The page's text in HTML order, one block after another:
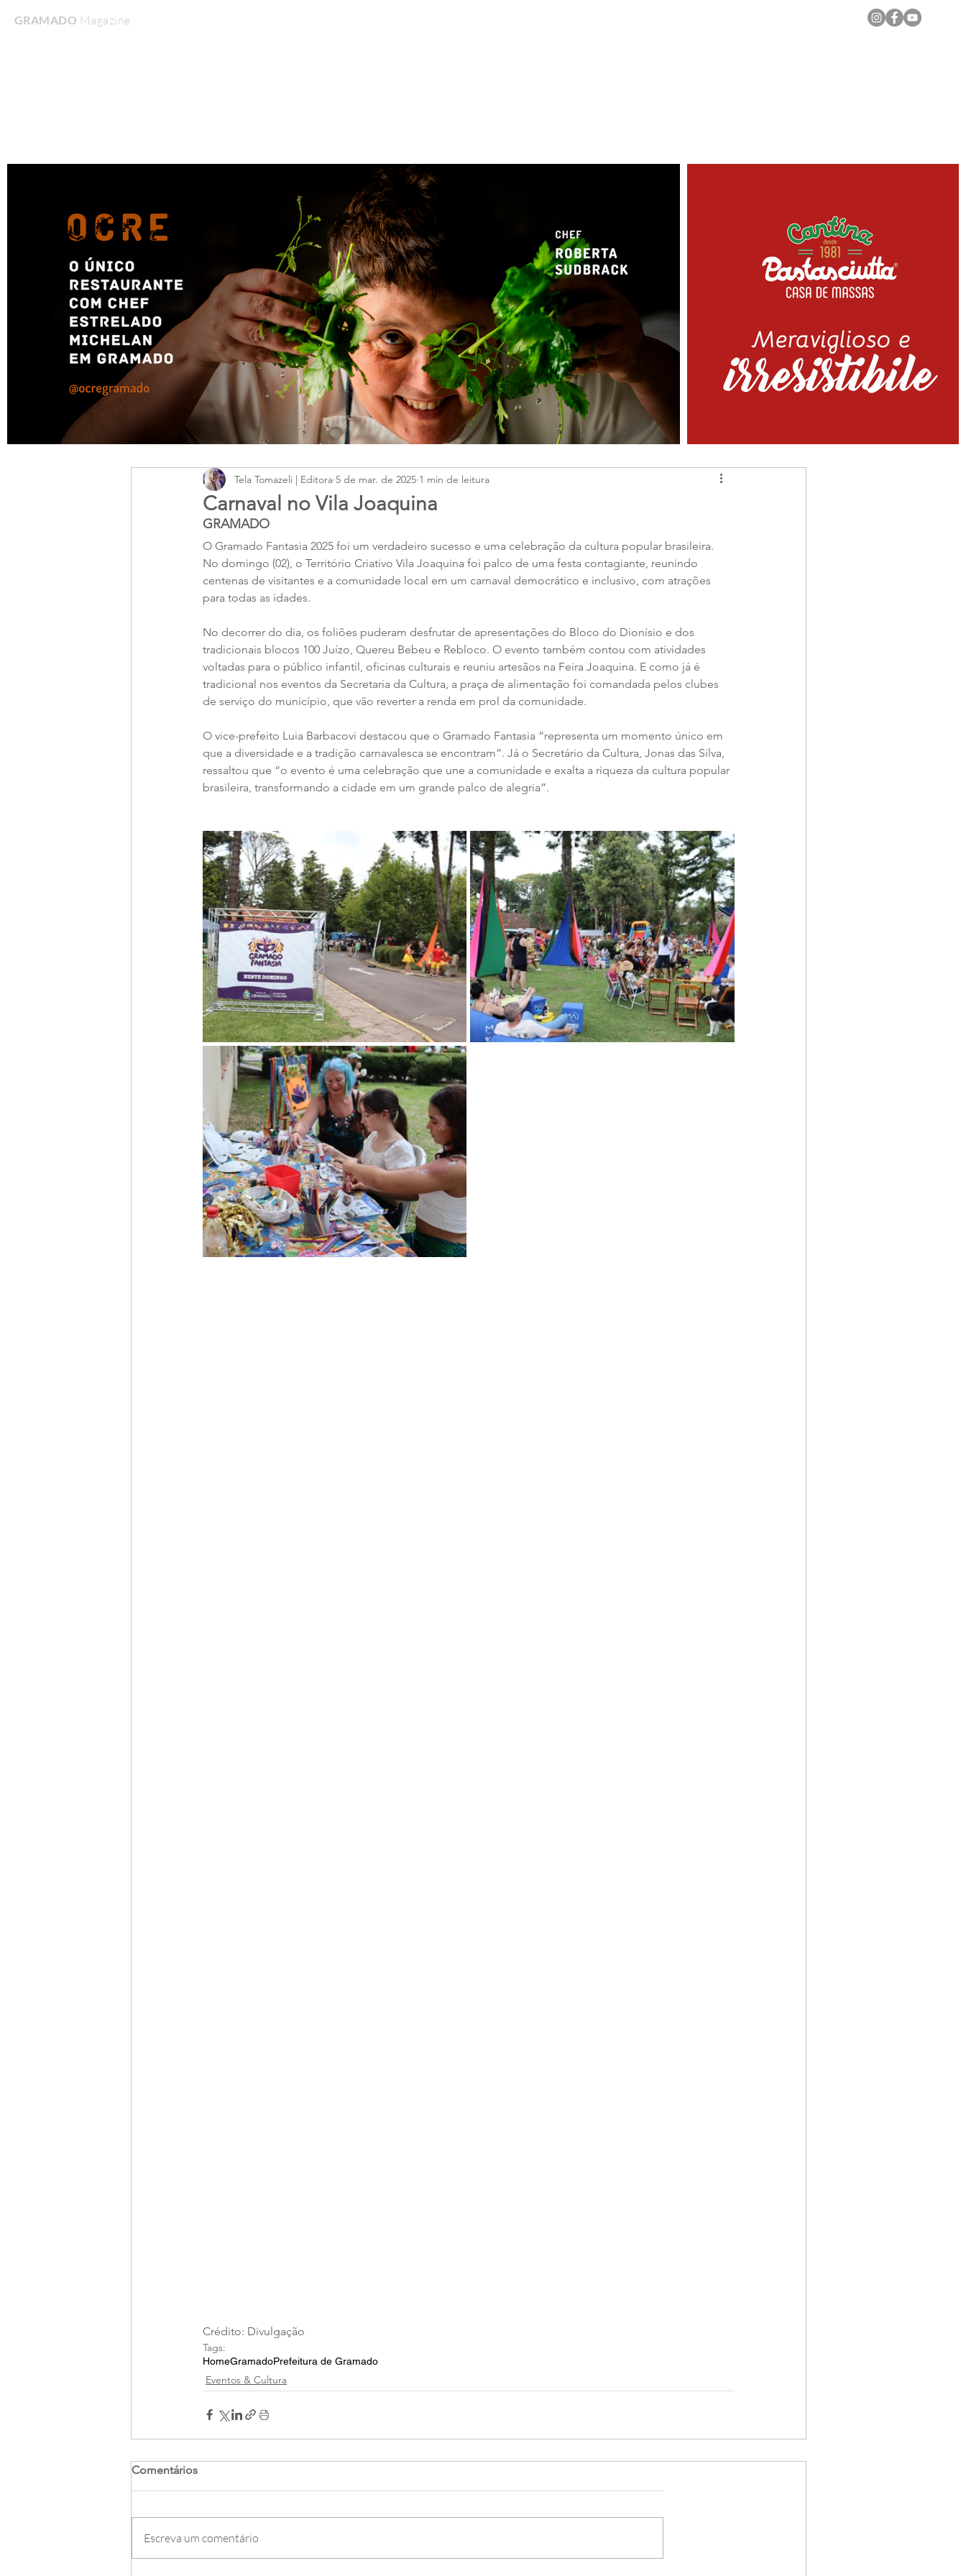
GRAMADO MagazineHome
Carnaval no Vila Joaquina
Tela Tomazeli | Editora 5 de mar. de 2025 1 min de leitura
GRAMADO
O Gramado Fantasia 2025 foi um verdadeiro sucesso e uma celebração da cultura popular brasileira.
No domingo (02), o Território Criativo Vila Joaquina foi palco de uma festa contagiante, reunindo
centenas de visitantes e a comunidade local em um carnaval democrático e inclusivo, com atrações
para todas as idades.
No decorrer do dia, os foliões puderam desfrutar de apresentações do Bloco do Dionísio e dos
tradicionais blocos 100 Juízo, Quereu Bebeu e Rebloco. O evento também contou com atividades
voltadas para o público infantil, oficinas culturais e reuniu artesãos na Feira Joaquina. E como já é
tradicional nos eventos da Secretaria da Cultura, a praça de alimentação foi comandada pelos clubes
de serviço do município, que vão reverter a renda em prol da comunidade.
O vice-prefeito Luia Barbacovi destacou que o Gramado Fantasia “representa um momento único em
que a diversidade e a tradição carnavalesca se encontram”. Já o Secretário da Cultura, Jonas das Silva,
ressaltou que “o evento é uma celebração que une a comunidade e exalta a riqueza da cultura popular
brasileira, transformando a cidade em um grande palco de alegria”.
Crédito: Divulgação
Tags:
HomeGramadoPrefeitura de Gramado
Eventos & Cultura
Comentários
Escreva um comentário